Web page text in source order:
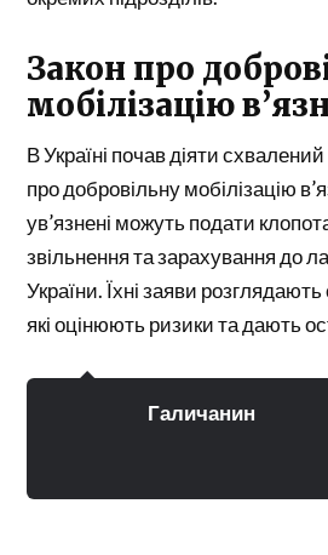
Закон про
мобілізацію
В Україні почав діяти
про добровільну мобілізацію
ув’язнені можуть подати
звільнення та зарахування до
України. Їхні заяви розглядають
які оцінюють ризики та дають
Галичанин